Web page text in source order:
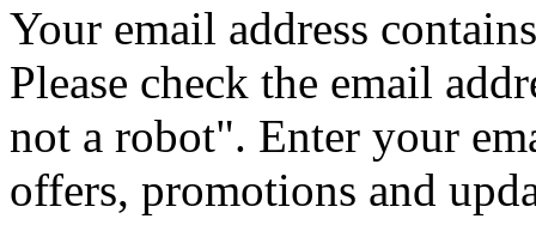
Your email address
Please check the email
not a robot". Enter your
offers, promotions and